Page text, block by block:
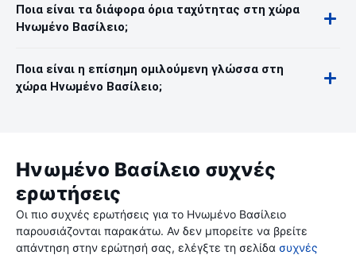
Ποια είναι τα διάφορα όρια ταχύτητας στη χώρα
Ηνωμένο Βασίλειο;
Ποια είναι η επίσημη ομιλούμενη γλώσσα στη
χώρα Ηνωμένο Βασίλειο;
Ηνωμένο Βασίλειο συχνές
ερωτήσεις
Οι πιο συχνές ερωτήσεις για το Ηνωμένο Βασίλειο
παρουσιάζονται παρακάτω. Αν δεν μπορείτε να βρείτε
απάντηση στην ερώτησή σας, ελέγξτε τη σελίδα συχνές